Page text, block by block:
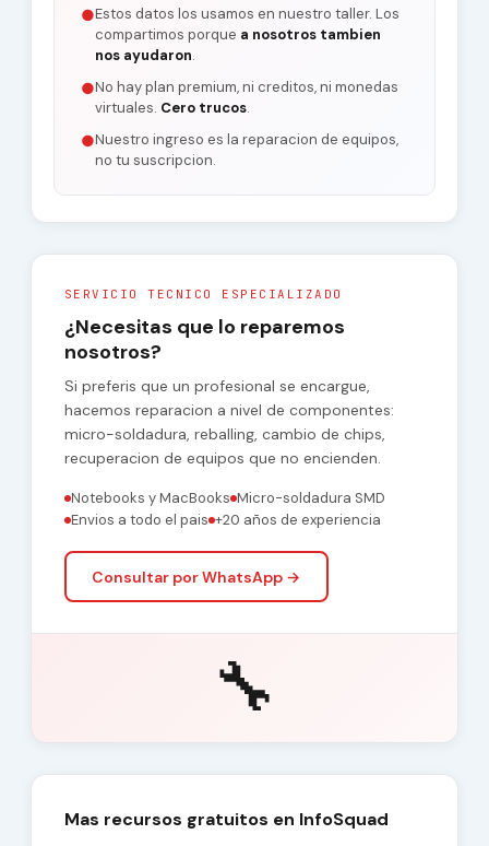
●Estos datos los usamos en nuestro taller. Los
compartimos porque a nosotros tambien
nos ayudaron.
●No hay plan premium, ni creditos, ni monedas
virtuales. Cero trucos.
●Nuestro ingreso es la reparacion de equipos,
no tu suscripcion.
SERVICIO TECNICO ESPECIALIZADO
¿Necesitas que lo reparemos
nosotros?
Si preferis que un profesional se encargue,
hacemos reparacion a nivel de componentes:
micro-soldadura, reballing, cambio de chips,
recuperacion de equipos que no encienden.
Notebooks y MacBooks Micro-soldadura SMD
Envios a todo el pais +20 años de experiencia
Consultar por WhatsApp →
🔧
Mas recursos gratuitos en InfoSquad